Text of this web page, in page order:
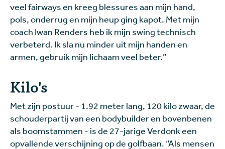
veel fairways en kreeg blessures aan mijn hand,
pols, onderrug en mijn heup ging kapot. Met mijn
coach Iwan Renders heb ik mijn swing technisch
verbeterd. Ik sla nu minder uit mijn handen en
armen, gebruik mijn lichaam veel beter.”
Kilo's
Met zijn postuur - 1.92 meter lang, 120 kilo zwaar, de
schouderpartij van een bodybuilder en bovenbenen
als boomstammen - is de 27-jarige Verdonk een
opvallende verschijning op de golfbaan. “Als mensen